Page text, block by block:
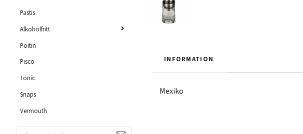
Pastis
Alkoholfritt
Poitin
Pisco
Tonic
Snaps
Vermouth
INFORMATION
Mexiko